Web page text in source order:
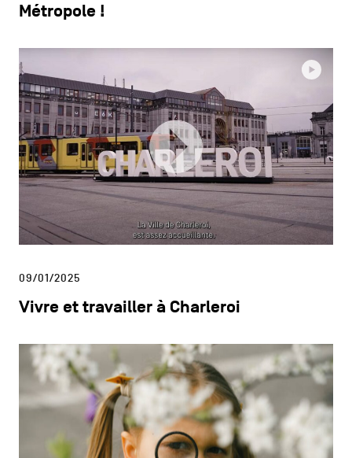
Métropole !
09/01/2025
Vivre et travailler à Charleroi